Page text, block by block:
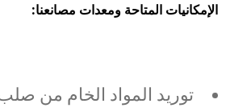
الإمكانيات المتاحة ومعدات مصانعنا:
توريد المواد الخام من